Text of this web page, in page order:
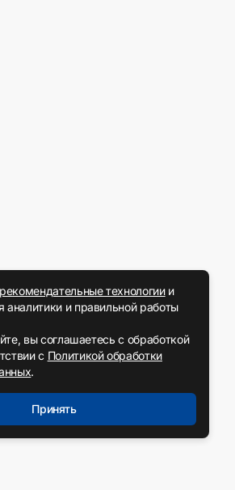
рекомендательные технологиии
аналитики и правильной работы
вы соглашаетесь с обработкой
с Политикой обработки
.
Принять